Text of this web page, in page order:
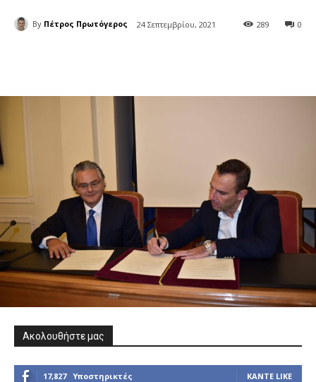
By Πέτρος Πρωτόγερος 24 Σεπτεμβρίου, 2021 0
289
Ακολουθήστε μας
17,827 Υποστηρικτές ΚΆΝΤΕ LIKE